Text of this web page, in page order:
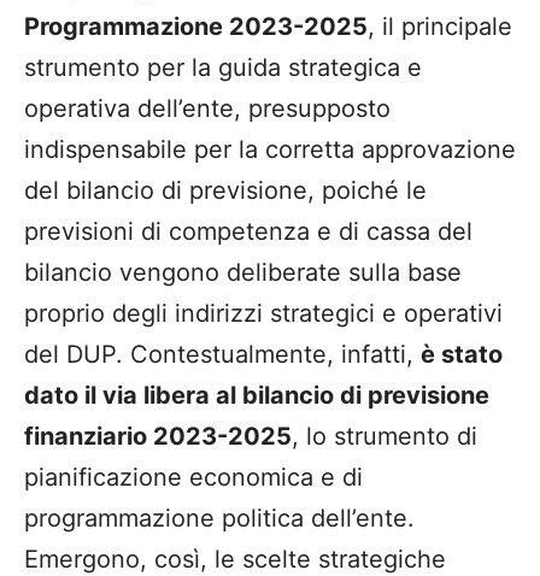
Programmazione 2023-2025, il principale
strumento per la guida strategica e
operativa dell’ente, presupposto
indispensabile per la corretta approvazione
del bilancio di previsione, poiché le
previsioni di competenza e di cassa del
bilancio vengono deliberate sulla base
proprio degli indirizzi strategici e operativi
del DUP. Contestualmente, infatti, è stato
dato il via libera al bilancio di previsione
finanziario 2023-2025, lo strumento di
pianificazione economica e di
programmazione politica dell’ente.
Emergono, così, le scelte strategiche